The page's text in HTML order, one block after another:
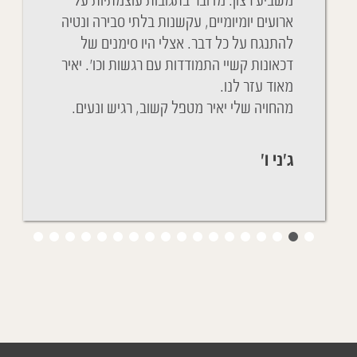
de la
ארועים יומיומיים, עקשנות בלתי סבירה ונטיה
להתנגח על כל דבר. אצלי היו סימנים של
דכאונות קשיי התמודדות עם רגשות וכו'. יאיר
מאוד עזר לנו.
מהחויה שלי יאיר מטפל קשוב, רגיש ונעים.
ג'ני ו'